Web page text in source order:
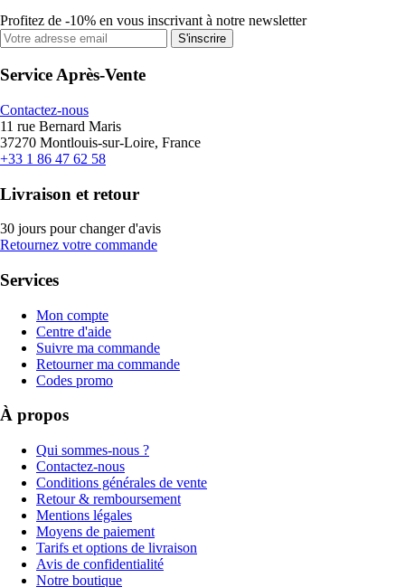
Profitez de -10% en vous inscrivant à notre newsletter
S'inscrire
Service Après-Vente
Contactez-nous
11 rue Bernard Maris
37270 Montlouis-sur-Loire, France
+33 1 86 47 62 58
Livraison et retour
30 jours pour changer d'avis
Retournez votre commande
Services
Mon compte
Centre d'aide
Suivre ma commande
Retourner ma commande
Codes promo
À propos
Qui sommes-nous ?
Contactez-nous
Conditions générales de vente
Retour & remboursement
Mentions légales
Moyens de paiement
Tarifs et options de livraison
Avis de confidentialité
Notre boutique